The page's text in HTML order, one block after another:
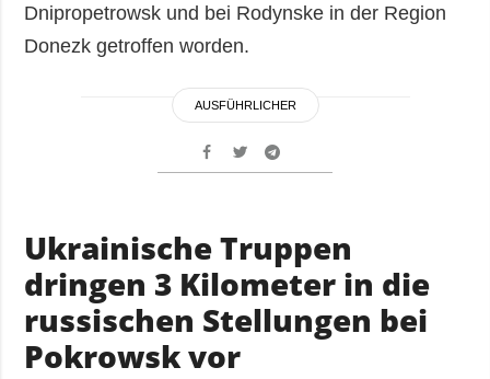
Dnipropetrowsk und bei Rodynske in der Region
Donezk getroffen worden.
AUSFÜHRLICHER
Ukrainische Truppen
dringen 3 Kilometer in die
russischen Stellungen bei
Pokrowsk vor